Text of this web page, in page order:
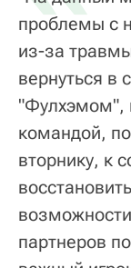
проблемы с
из-за
вернуться в
"Фулхэмом",
командой,
вторнику, к
партнеров